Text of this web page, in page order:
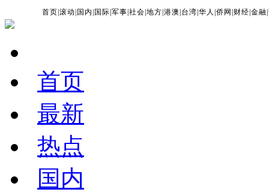
首页 |滚动 国内 国际 |军事 |社会 |地方 |港澳 台湾 |华人 |侨网 财经 |金融 |
首页
最新
热点
国内